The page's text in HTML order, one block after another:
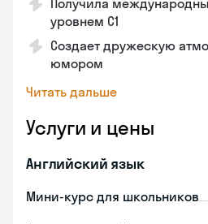
Получила
уровнем C1
Создает дружескую
юмором
Читать дальше
Услуги и цены
Английский язык
Мини-курс для школьников